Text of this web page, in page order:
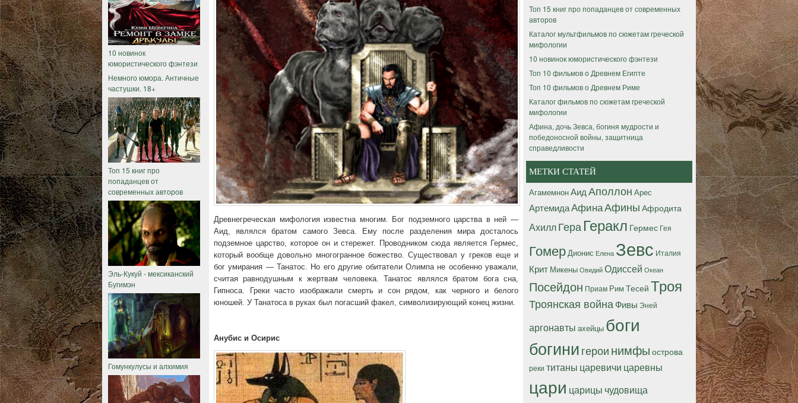
10 новинок
юмористического фэнтези
Немного юмора. Античные
частушки. 18+
Топ 15 книг про
попаданцев от
современных авторов
Эль-Кукуй - мексиканский
Бугимэн
Гомункулусы и алхимия
Древнегреческая мифология известна многим. Бог подземного царства в ней —
Аид, являлся братом самого Зевса. Ему после разделения мира досталось
подземное царство, которое он и стережет. Проводником сюда является Гермес,
который вообще довольно многогранное божество. Существовал у греков еще и
бог умирания — Танатос. Но его другие обитатели Олимпа не особенно уважали,
считая равнодушным к жертвам человека. Танатос являлся братом бога сна,
Гипноса. Греки часто изображали смерть и сон рядом, как черного и белого
юношей. У Танатоса в руках был погасший факел, символизирующий конец жизни.
Анубис и Осирис
Топ 15 книг про попаданцев от современных
авторов
Каталог мультфильмов по сюжетам греческой
мифологии
10 новинок юмористического фэнтези
Топ 10 фильмов о Древнем Египте
Топ 10 фильмов о Древнем Риме
Каталог фильмов по сюжетам греческой
мифологии
Афина, дочь Зевса, богиня мудрости и
победоносной войны, защитница
справедливости
МЕТКИ СТАТЕЙ
АгамемнонАидАполлон Арес
АртемидаАфинаАфины Афродита
АхиллГера Геракл Гермес Гея
ГомерДионис Елена Зевс Италия
Крит Микены Овидий Одиссей Океан
Посейдон Приам Рим Тесей Троя
Троянская войнаФивы Эней
аргонавты ахейцы боги
богинигероинимфы острова
реки титаны царевичи царевны
цари царицы чудовища